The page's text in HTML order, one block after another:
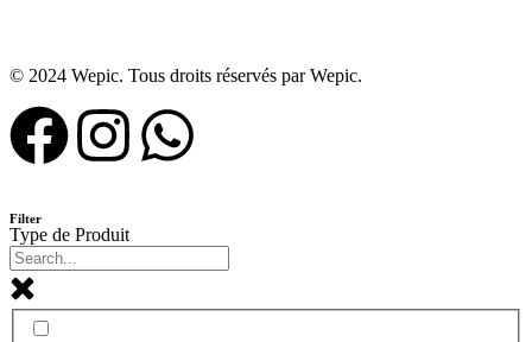
© 2024 Wepic. Tous droits réservés par Wepic.
Filter
Type de Produit